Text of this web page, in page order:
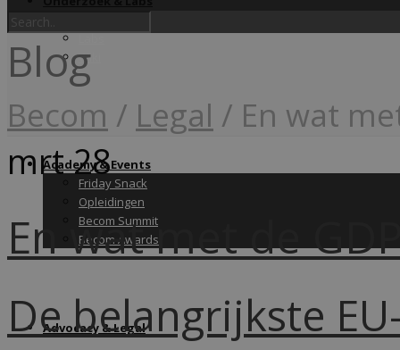
Labs
Wiki
Academy & Events
Friday Snack
Opleidingen
Becom Summit
Becom Awards
Advocacy & Legal
Blog
Becom / Legal / En wat
mrt28
En wat met de
De belangrijkste